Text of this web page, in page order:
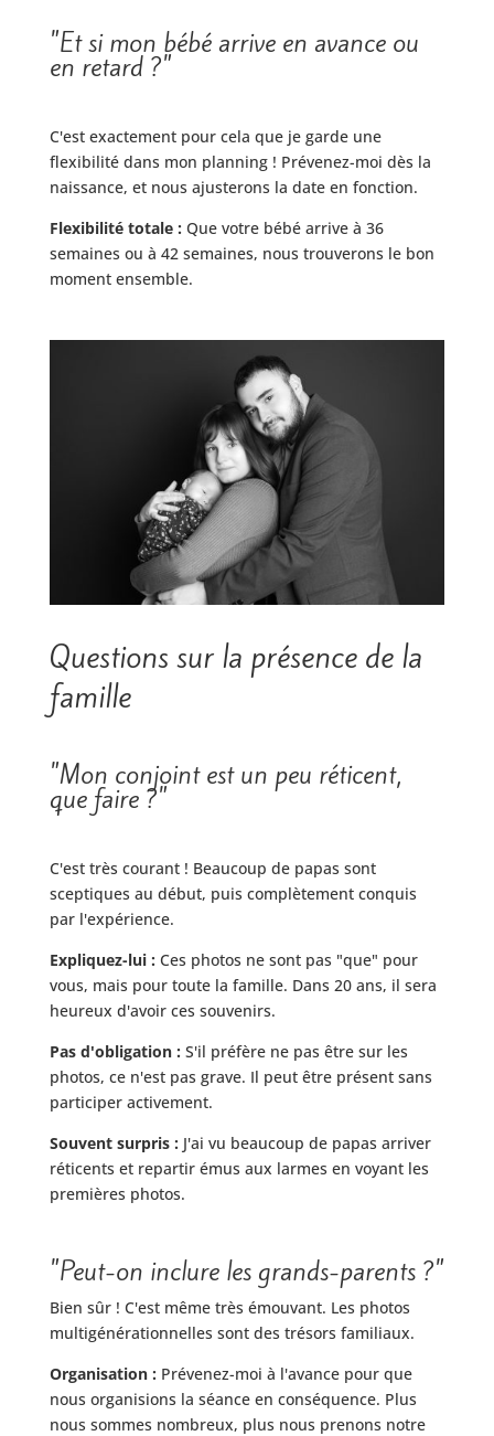
"Et si mon bébé arrive en avance ou
en retard ?"
C'est exactement pour cela que je garde une
flexibilité dans mon planning ! Prévenez-moi dès la
naissance, et nous ajusterons la date en fonction.
Flexibilité totale : Que votre bébé arrive à 36
semaines ou à 42 semaines, nous trouverons le bon
moment ensemble.
Questions sur la présence de la
famille
"Mon conjoint est un peu réticent,
que faire ?"
C'est très courant ! Beaucoup de papas sont
sceptiques au début, puis complètement conquis
par l'expérience.
Expliquez-lui : Ces photos ne sont pas "que" pour
vous, mais pour toute la famille. Dans 20 ans, il sera
heureux d'avoir ces souvenirs.
Pas d'obligation : S'il préfère ne pas être sur les
photos, ce n'est pas grave. Il peut être présent sans
participer activement.
Souvent surpris : J'ai vu beaucoup de papas arriver
réticents et repartir émus aux larmes en voyant les
premières photos.
"Peut-on inclure les grands-parents ?"
Bien sûr ! C'est même très émouvant. Les photos
multigénérationnelles sont des trésors familiaux.
Organisation : Prévenez-moi à l'avance pour que
nous organisions la séance en conséquence. Plus
nous sommes nombreux, plus nous prenons notre